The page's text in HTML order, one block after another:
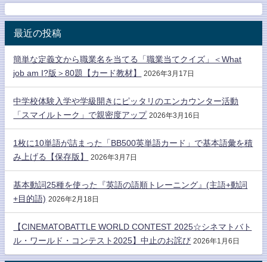
最近の投稿
簡単な定義文から職業名を当てる「職業当てクイズ」＜What
job am I?版＞80題【カード教材】
2026年3月17日
中学校体験入学や学級開きにピッタリのエンカウンター活動
「スマイルトーク」で親密度アップ 2026年3月16日
1枚に10単語が詰まった「BB500英単語カード」で基本語彙を積
み上げる【保存版】
2026年3月7日
基本動詞25種を使った『英語の語順トレーニング』(主語+動詞
+目的語) 2026年2月18日
【CINEMATOBATTLE WORLD CONTEST 2025☆シネマトバト
ル・ワールド・コンテスト2025】中止のお詫び 2026年1月6日